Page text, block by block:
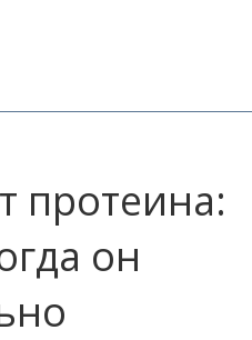
протеина:
он